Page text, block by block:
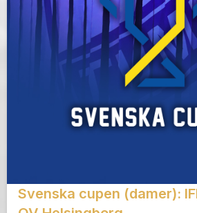
Svenska cupen (damer):